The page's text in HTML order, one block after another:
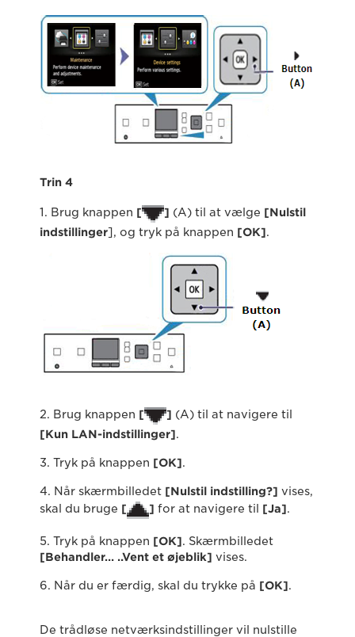
Trin 4
1. Brug knappen [ ] (A) til at vælge [Nulstil
indstillinger], og tryk på knappen [OK].
2. Brug knappen [ ] (A) til at navigere til
[Kun LAN-indstillinger].
3. Tryk på knappen [OK].
4. Når skærmbilledet [Nulstil indstilling?] vises,
skal du bruge [ ] for at navigere til [Ja].
5. Tryk på knappen [OK]. Skærmbilledet
[Behandler… ..Vent et øjeblik] vises.
6. Når du er færdig, skal du trykke på [OK].
De trådløse netværksindstillinger vil nulstille